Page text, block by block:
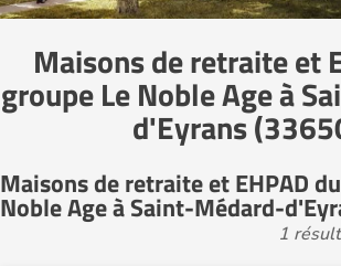
Maisons de retraite et
groupe Le Noble Age à
d'Eyrans
Maisons de retraite et EHPAD
Noble Age à Saint-Médard-
1